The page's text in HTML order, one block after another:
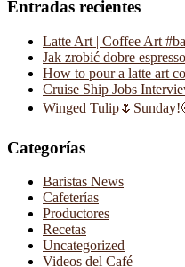
Entradas recientes
Latte Art | Coffee Art
Jak zrobić dobre
How to pour a latte art
Cruise Ship Jobs
Winged
Categorías
Baristas News
Cafeterías
Productores
Recetas
Uncategorized
Videos del Café